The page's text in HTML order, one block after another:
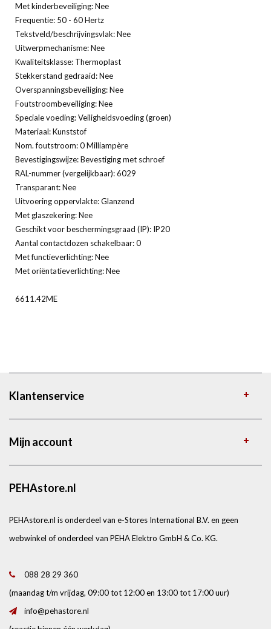
Met kinderbeveiliging: Nee
Frequentie: 50 - 60 Hertz
Tekstveld/beschrijvingsvlak: Nee
Uitwerpmechanisme: Nee
Kwaliteitsklasse: Thermoplast
Stekkerstand gedraaid: Nee
Overspanningsbeveiliging: Nee
Foutstroombeveiliging: Nee
Speciale voeding: Veiligheidsvoeding (groen)
Materiaal: Kunststof
Nom. foutstroom: 0 Milliampère
Bevestigingswijze: Bevestiging met schroef
RAL-nummer (vergelijkbaar): 6029
Transparant: Nee
Uitvoering oppervlakte: Glanzend
Met glaszekering: Nee
Geschikt voor beschermingsgraad (IP): IP20
Aantal contactdozen schakelbaar: 0
Met functieverlichting: Nee
Met oriëntatieverlichting: Nee
6611.42ME
Klantenservice
Mijn account
PEHAstore.nl
PEHAstore.nl is onderdeel van e-Stores International B.V. en geen
webwinkel of onderdeel van PEHA Elektro GmbH & Co. KG.
088 28 29 360
(maandag t/m vrijdag, 09:00 tot 12:00 en 13:00 tot 17:00 uur)
info@pehastore.nl